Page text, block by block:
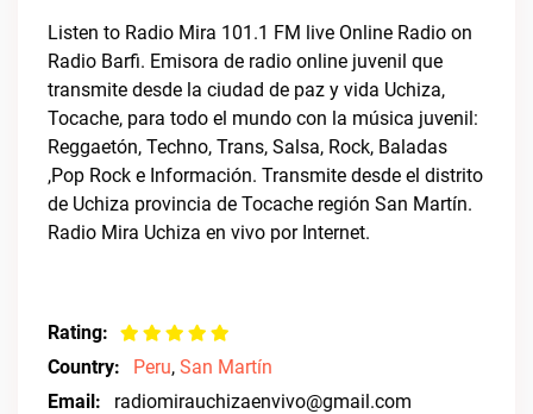
Listen to Radio Mira 101.1 FM live Online Radio on
Radio Barfi. Emisora de radio online juvenil que
transmite desde la ciudad de paz y vida Uchiza,
Tocache, para todo el mundo con la música juvenil:
Reggaetón, Techno, Trans, Salsa, Rock, Baladas
,Pop Rock e Información. Transmite desde el distrito
de Uchiza provincia de Tocache región San Martín.
Radio Mira Uchiza en vivo por Internet.
Rating:
Country:
Peru, San Martín
Email:
radiomirauchizaenvivo@gmail.com